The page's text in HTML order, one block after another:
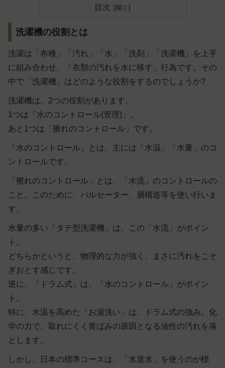
目次
洗濯機の役割とは
洗濯は「布種」「汚れ」「水」「洗剤」「洗濯機」を上手
に組み合わせ、「衣類の汚れを水に移す」行為です。その
中で「洗濯機」はどのような役割をするのでしょうか?
洗濯機は、2つの役割があります。
1つは「水のコントロール(管理)」。
あと1つは「擦れのコントロール」です。
「水のコントロール」とは、主には「水温」「水量」のコ
ントロールです。
「擦れのコントロール」とは、「水流」のコントロールの
こと。このために、パルセーター、層構造等を使い行いま
す。
水量の多い「タテ型洗濯機」は、この「水流」がポイン
ト。
どちらかというと、物理的な力が強く、まさに汚れをこそ
ぎおとす感じです。
逆に、「ドラム式」は、「水のコントロール」がポイン
ト。
特に、水温を高めた「お湯洗い」は、ドラム式の強み。化
学の力で、取れにくく黄ばみの原因となる油性の汚れを落
とします。
しかし、日本の標準コースは、「水道水」を使うのが標